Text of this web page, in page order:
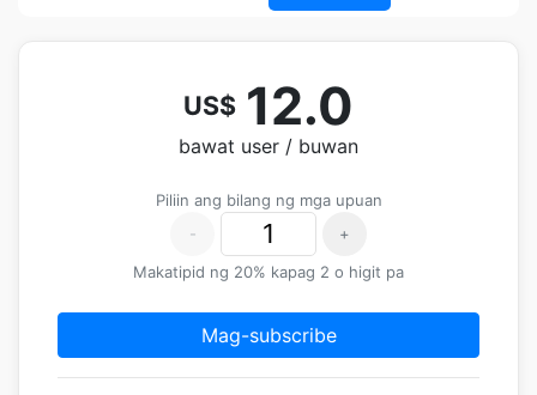
US$ 12.0
bawat user / buwan
Piliin ang bilang ng mga upuan
-
+
Makatipid ng 20% kapag 2 o higit pa
Mag-subscribe